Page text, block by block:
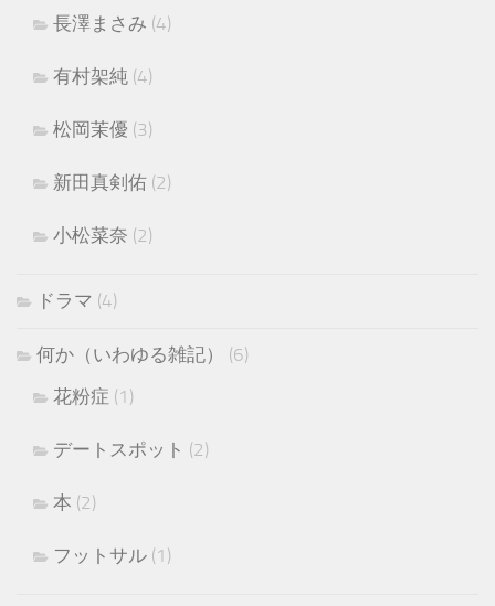
長澤まさみ (4)
有村架純 (4)
松岡茉優 (3)
新田真剣佑 (2)
小松菜奈 (2)
ドラマ (4)
何か（いわゆる雑記）
(6)
花粉症 (1)
デートスポット (2)
本 (2)
フットサル (1)